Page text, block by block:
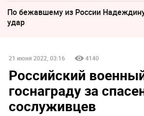
По бежавшему из России
удар
21 июня 2022, 03:16 4140
Российский
госнаграду за
сослуживцев